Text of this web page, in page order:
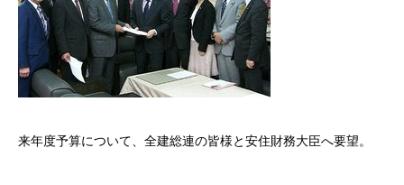
来年度予算について、全建総連の皆様と安住財務大臣へ要望。